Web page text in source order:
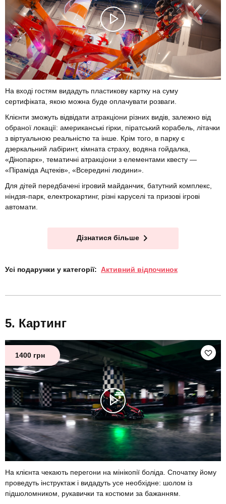
На вході гостям видадуть пластикову картку на суму
сертифіката, якою можна буде оплачувати розваги.
Клієнти зможуть відвідати атракціони різних видів, залежно від
обраної локації: американські гірки, піратський корабель, літачки
з віртуальною реальністю та інше. Крім того, в парку є
дзеркальний лабіринт, кімната страху, водяна гойдалка,
«Дінопарк», тематичні атракціони з елементами квесту —
«Піраміда Ацтеків», «Всередині людини».
Для дітей передбачені ігровий майданчик, батутний комплекс,
ніндзя-парк, електрокартинг, різні каруселі та призові ігрові
автомати.
Дізнатися більше
Усі подарунки у категорії: Активний відпочинок
Картинг
1400 грн
На клієнта чекають перегони на мінікопії боліда. Спочатку йому
проведуть інструктаж і видадуть усе необхідне: шолом із
підшоломником, рукавички та костюми за бажанням.